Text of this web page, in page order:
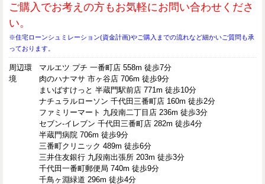
ご購入でお考えの方もお気軽にお問い合わせくださ
い。
※住宅ローンシュミレーション(資金計画)やご購入までの流れなど細かいご質問も承
っております。
周辺環
境
マルエツ プチ 一番町店 558m 徒歩7分
肉のハナマサ 市ヶ谷店 706m 徒歩9分
まいばすけっと 半蔵門駅前店 771m 徒歩10分
ナチュラルローソン 千代田三番町店 160m 徒歩2分
ファミリーマート 九段南二丁目店 236m 徒歩3分
セブン-イレブン 千代田三番町店 282m 徒歩4分
半蔵門病院 706m 徒歩9分
三番町クリニック 489m 徒歩6分
三井住友銀行 九段南出張所 203m 徒歩3分
千代田一番町郵便局 740m 徒歩9分
千鳥ヶ淵緑道 296m 徒歩4分